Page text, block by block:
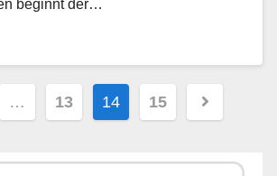
beginnt der…
… 13 14 15